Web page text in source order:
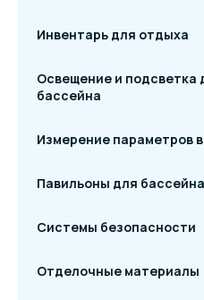
Инвентарь для отдыха
Освещение и подсветка
бассейна
Измерение параметров
Павильоны для бассейна
Системы безопасности
Отделочные материалы